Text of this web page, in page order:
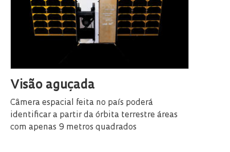
Visão aguçada
Câmera espacial feita no país poderá
identificar a partir da órbita terrestre áreas
com apenas 9 metros quadrados